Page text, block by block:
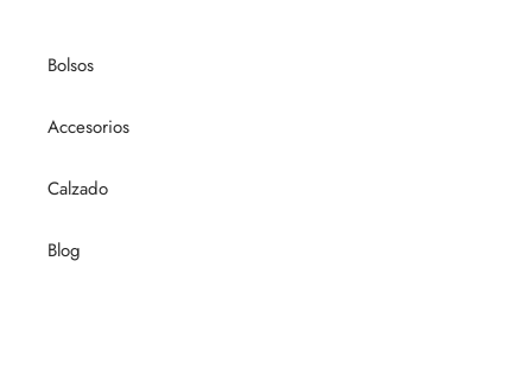
Bolsos
Accesorios
Calzado
Blog